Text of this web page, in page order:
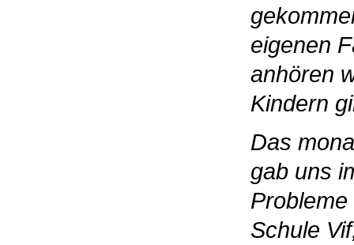
eigenen
anhören
Kindern
Das
gab uns
Schule